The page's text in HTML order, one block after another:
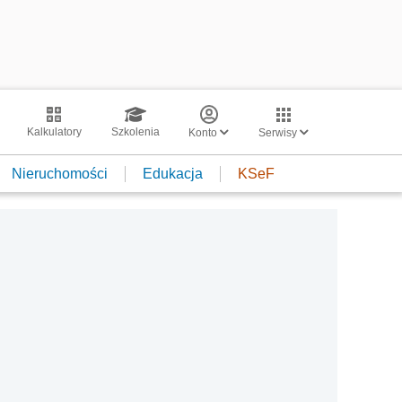
Kalkulatory Szkolenia Konto Serwisy
Nieruchomości Edukacja KSeF